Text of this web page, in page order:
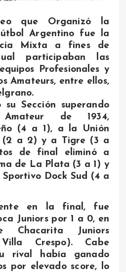
que Organizó la
Argentino fue la
Mixta a fines de
participaban las
Profesionales y
Amateurs, entre ellos,
su Sección superando
de 1934,
(4 a 1), a la Unión
(2 a 2) y a Tigre (3 a
de final eliminó a
de La Plata (3 a 1) y
Dock Sud (4 a
en la final, fue
Juniors por 1 a 0, en
Chacarita Juniors
Crespo). Cabe
rival había ganado
por elevado score, lo